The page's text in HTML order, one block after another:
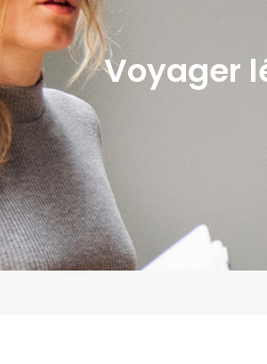
Voyager